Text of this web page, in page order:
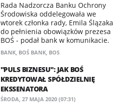
Rada Nadzorcza Banku Ochrony
Środowiska oddelegowała we
wtorek członka rady, Emila Ślązaka
do pełnienia obowiązków prezesa
BOŚ - podał bank w komunikacie.
BANK, BOŚ BANK, BOS
"PULS BIZNESU": JAK BOŚ
KREDYTOWAŁ SPÓŁDZIELNIĘ
EKSSENATORA
ŚRODA, 27 MAJA 2020 (07:31)